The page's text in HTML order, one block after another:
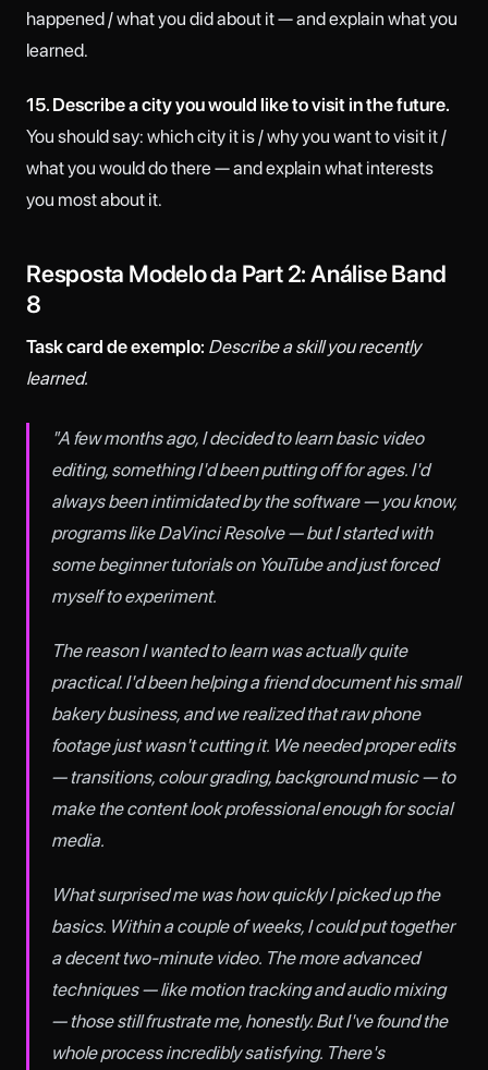
happened / what you did about it — and explain what you
learned.
15. Describe a city you would like to visit in the future.
You should say: which city it is / why you want to visit it /
what you would do there — and explain what interests
you most about it.
Resposta Modelo da Part 2: Análise Band
8
Task card de exemplo: Describe a skill you recently
learned.
"A few months ago, I decided to learn basic video
editing, something I'd been putting off for ages. I'd
always been intimidated by the software — you know,
programs like DaVinci Resolve — but I started with
some beginner tutorials on YouTube and just forced
myself to experiment.
The reason I wanted to learn was actually quite
practical. I'd been helping a friend document his small
bakery business, and we realized that raw phone
footage just wasn't cutting it. We needed proper edits
— transitions, colour grading, background music — to
make the content look professional enough for social
media.
What surprised me was how quickly I picked up the
basics. Within a couple of weeks, I could put together
a decent two-minute video. The more advanced
techniques — like motion tracking and audio mixing
— those still frustrate me, honestly. But I've found the
whole process incredibly satisfying. There's